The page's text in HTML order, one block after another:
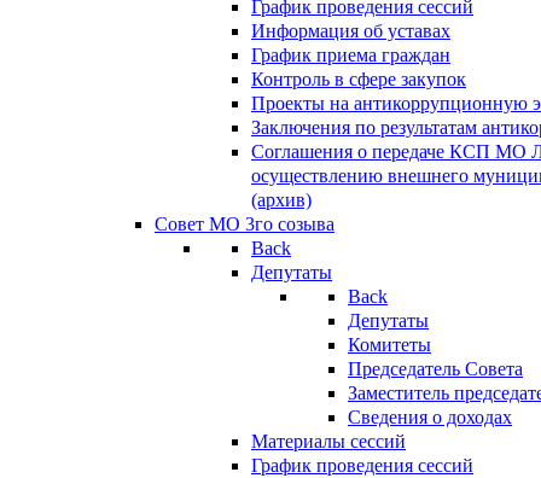
График проведения сессий
Информация об уставах
График приема граждан
Контроль в сфере закупок
Проекты на антикоррупционную
Заключения по результатам
Соглашения о передаче КСП МО
осуществлению внешнего
(архив)
Совет МО 3го созыва
Back
Депутаты
Back
Депутаты
Комитеты
Председатель Совета
Заместитель
Сведения о доходах
Материалы сессий
График проведения сессий